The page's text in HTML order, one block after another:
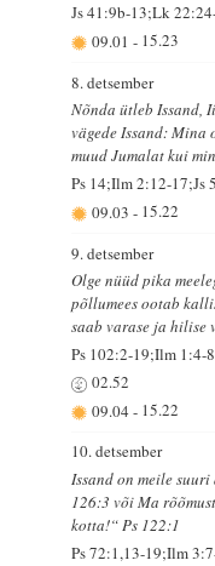
Js 41:9b-13;Lk
09.01- 15.23
8. detsember
Nõnda ütleb Issand,
vägede Issand: Mina
muud Jumalat kui
Ps 14;Ilm 2:12-17;Js
09.03- 15.22
9. detsember
Olge nüüd pika
põllumees ootab
saab varase ja hilise
Ps 102:2-19;Ilm 1:4-
02.52
09.04- 15.22
10. detsember
Issand on meile suuri
126:3 või Ma
kotta!“ Ps 122:1
Ps 72:1,13-19;Ilm